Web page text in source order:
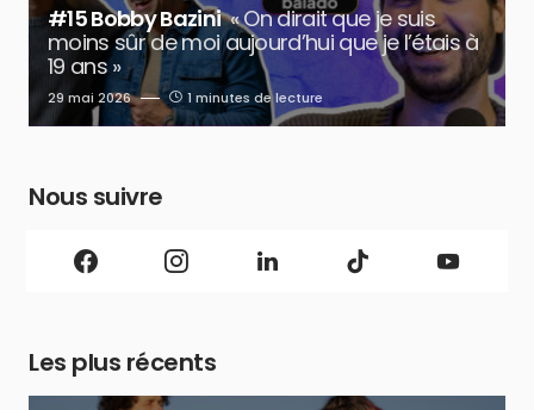
#15 Bobby Bazini « On dirait que je suis
moins sûr de moi aujourd’hui que je l’étais à
19 ans »
29 mai 2026 1 minutes de lecture
Nous suivre
Les plus récents